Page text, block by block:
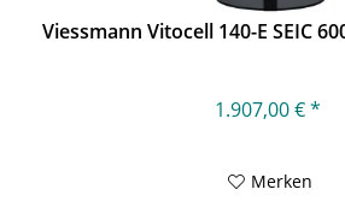
Viessmann Vitocell 140-E SEIC
1.907,00 € *
Merken